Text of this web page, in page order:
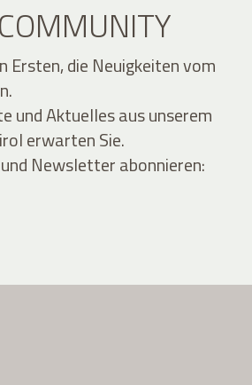
Ersten, die Neuigkeiten vom
und Aktuelles aus unserem
erwarten Sie.
Newsletter abonnieren: